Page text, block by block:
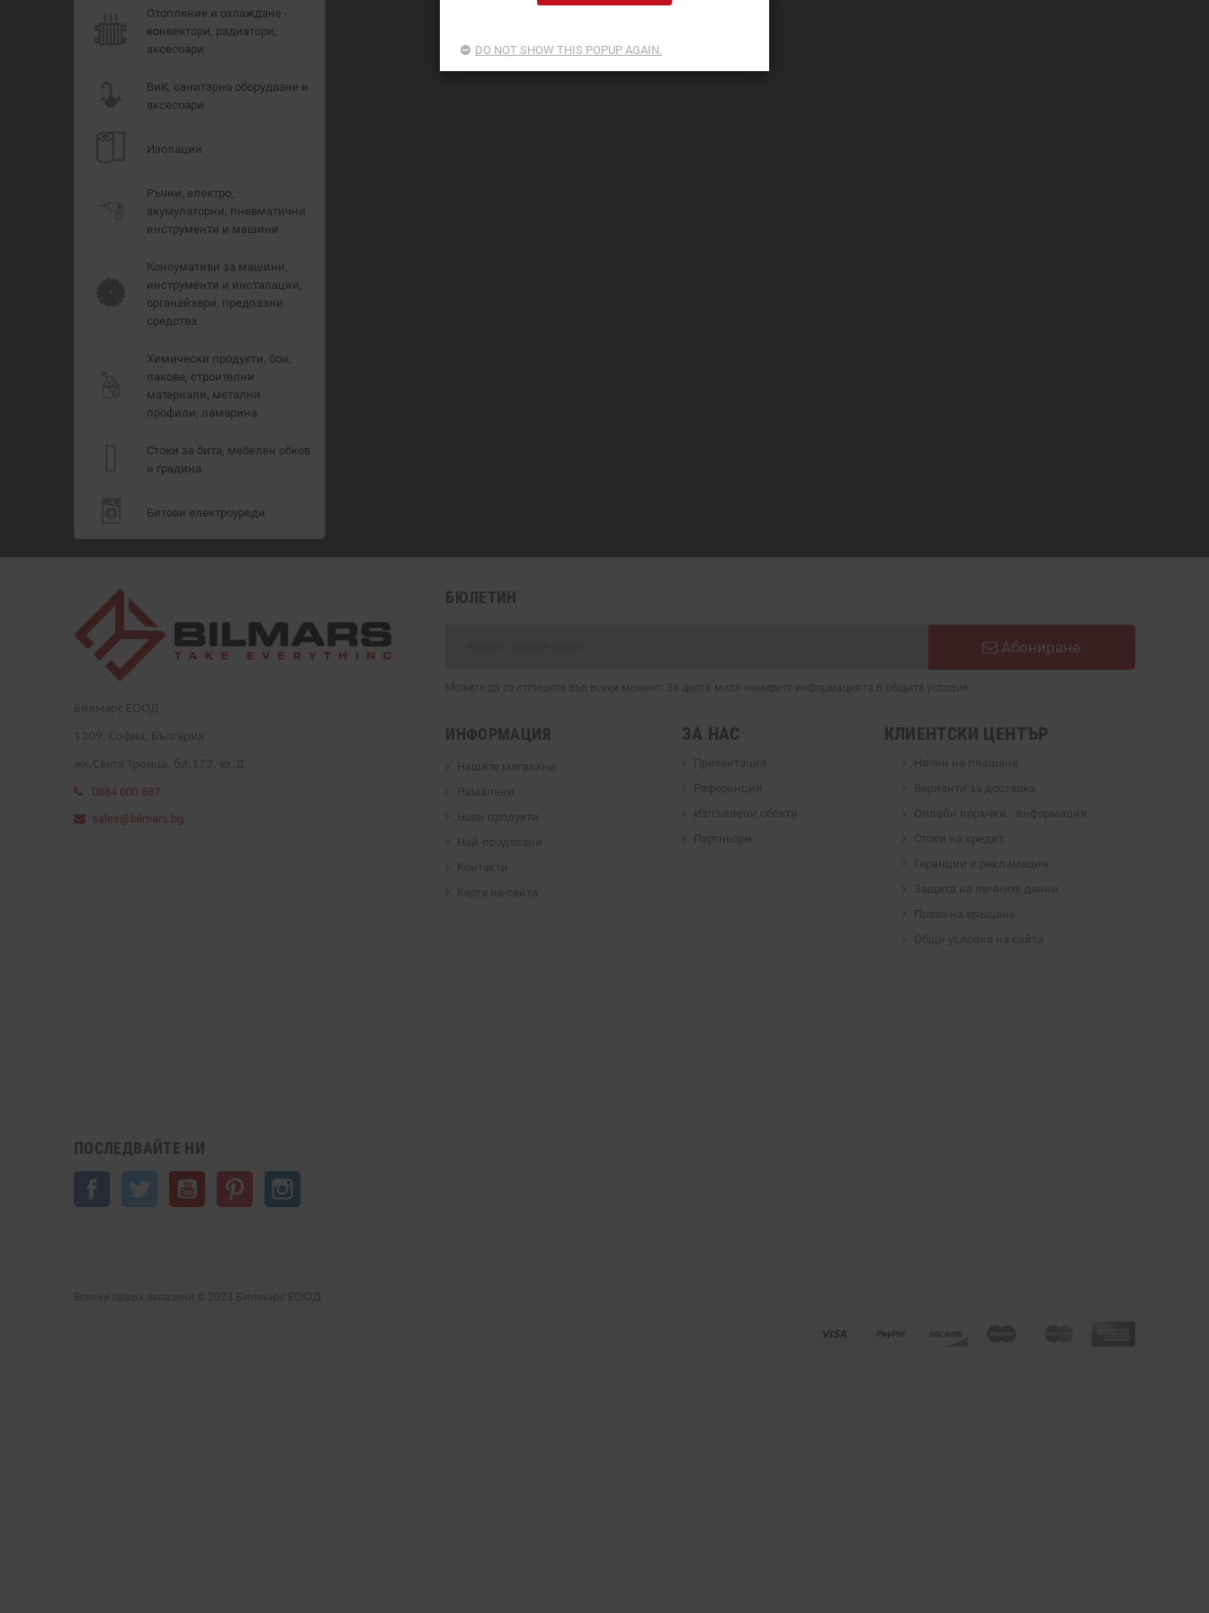
Отопление и охлаждане -
конвектори, радиатори,
аксесоари
ВиК, санитарно оборудване и
аксесоари
Изолации
Ръчни, електро,
акумулаторни, пневматични
инструменти и машини
Консумативи за машини,
инструменти и инсталации,
органайзери, предпазни
средства
Химически продукти, бои,
лакове, строителни
материали, метални
профили, ламарина
Стоки за бита, мебелен обков
и градина
Битови електроуреди
Билмарс ЕООД
1 309 , София, България
жк.Света Троица, бл.173, вх.Д
0884 000 887
sales@bilmars.bg
ПОСЛЕДВАЙТЕ НИ
Facebook Twitter YouTube Pinterest
БЮЛЕТИН
Абониране
Можете да се отпишете във всеки момент. За целта моля намерете информацията в общите условия.
ИНФОРМАЦИЯ
Нашите магазини
Намалени
Нови продукти
Най-продавани
Контакти
Карта на сайта
ЗА НАС
Презентация
Референции
Изпълнени обекти
Партньори
КЛИЕНТСКИ ЦЕНТЪР
Начин на плащане
Варианти за доставка
Онлайн поръчки - информация
Стоки на кредит
Гаранции и рекламация
Защита на личните данни
Право на връщане
Общи условия на сайта
DO NOT SHOW THIS POPUP AGAIN.